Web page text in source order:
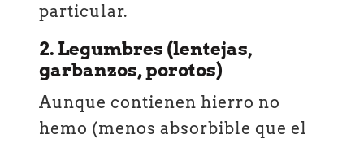
particular.
2. Legumbres (lentejas,
garbanzos, porotos)
Aunque contienen hierro no
hemo (menos absorbible que el